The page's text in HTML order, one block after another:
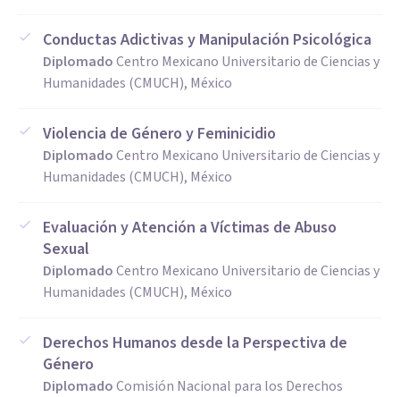
Conductas Adictivas y Manipulación Psicológica
DiplomadoCentro Mexicano Universitario de Ciencias y
Humanidades (CMUCH), México
Violencia de Género y Feminicidio
DiplomadoCentro Mexicano Universitario de Ciencias y
Humanidades (CMUCH), México
Evaluación y Atención a Víctimas de Abuso
Sexual
DiplomadoCentro Mexicano Universitario de Ciencias y
Humanidades (CMUCH), México
Derechos Humanos desde la Perspectiva de
Género
DiplomadoComisión Nacional para los Derechos